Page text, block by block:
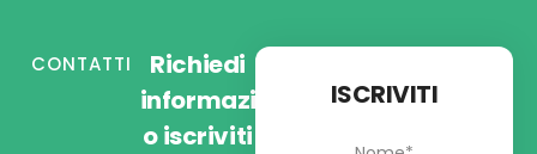
CONTATTI
Richiedi
informazioni
o iscriviti
ISCRIVITI